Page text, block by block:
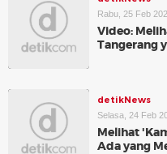
Rabu, 25 Feb
Video:
Tangerang
detikNews
Selasa, 24 Feb
Melihat
Ada yang